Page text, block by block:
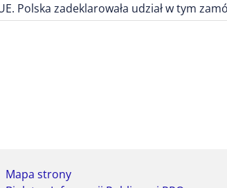
Polska zadeklarowała udział w tym
Mapa strony